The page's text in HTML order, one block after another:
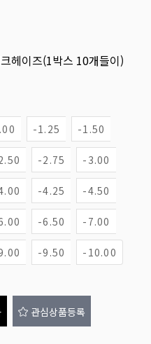
헤이즈(1박스 10개들이)
-1.25 -1.50
-2.75 -3.00
-4.25 -4.50
-6.50 -7.00
-9.50 -10.00
관심상품등록